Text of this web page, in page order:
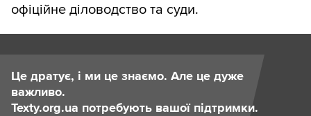
офіційне діловодство та суди.
Це дратує, і ми це знаємо. Але це дуже
важливо.
Texty.org.ua потребують вашої підтримки.